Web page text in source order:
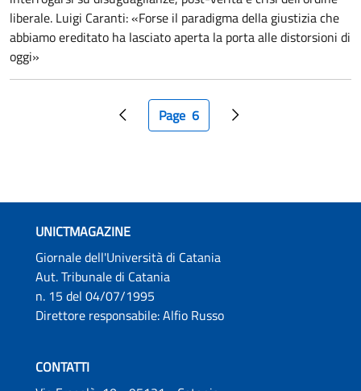
liberale. Luigi Caranti: «Forse il paradigma della giustizia che
abbiamo ereditato ha lasciato aperta la porta alle distorsioni di
oggi»
Paginazione
Pagina precedentePagina attuale
Page 6 Pagina successiva
UNICTMAGAZINE
Giornale dell'Università di Catania
Aut. Tribunale di Catania
n. 15 del 04/07/1995
Direttore responsabile: Alfio Russo
CONTATTI